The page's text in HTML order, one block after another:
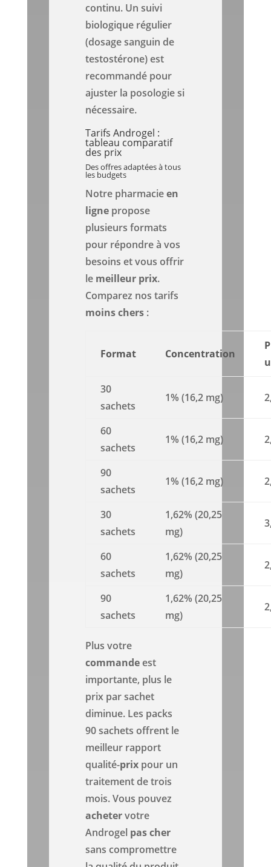
continu. Un suivi
biologique régulier
(dosage sanguin de
testostérone) est
recommandé pour
ajuster la posologie si
nécessaire.
Tarifs Androgel :
tableau comparatif
des prix
Des offres adaptées à tous
les budgets
Notre pharmacieen
ligne propose
plusieurs formats
pour répondre à vos
besoins et vous offrir
le meilleur prix.
Comparez nos tarifs
moins chers :
Format Concentration
30
sachets
1% (16,2 mg)
60
sachets
1% (16,2 mg)
90
sachets
1% (16,2 mg)
30
sachets
1,62% (20,25
mg)
60
sachets
1,62% (20,25
mg)
90
sachets
1,62% (20,25
mg)
Plus votre
commandeest
importante, plus le
prix par sachet
diminue. Les packs
90 sachets offrent le
meilleur rapport
qualité-prix pour un
traitement de trois
mois. Vous pouvez
achetervotre
Androgel pas cher
sans compromettre